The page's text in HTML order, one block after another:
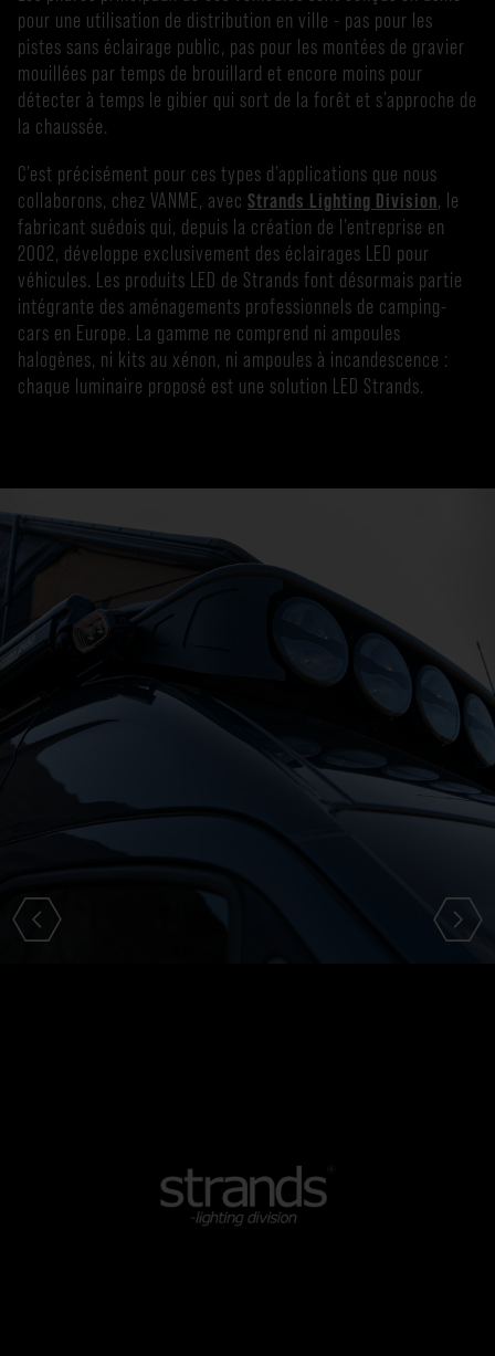
pour une utilisation de distribution en ville - pas pour les
pistes sans éclairage public, pas pour les montées de gravier
mouillées par temps de brouillard et encore moins pour
détecter à temps le gibier qui sort de la forêt et s’approche de
la chaussée.
C’est précisément pour ces types d’applications que nous
collaborons, chez VANME, avec Strands Lighting Division, le
fabricant suédois qui, depuis la création de l’entreprise en
2002, développe exclusivement des éclairages LED pour
véhicules. Les produits LED de Strands font désormais partie
intégrante des aménagements professionnels de camping-
cars en Europe. La gamme ne comprend ni ampoules
halogènes, ni kits au xénon, ni ampoules à incandescence :
chaque luminaire proposé est une solution LED Strands.